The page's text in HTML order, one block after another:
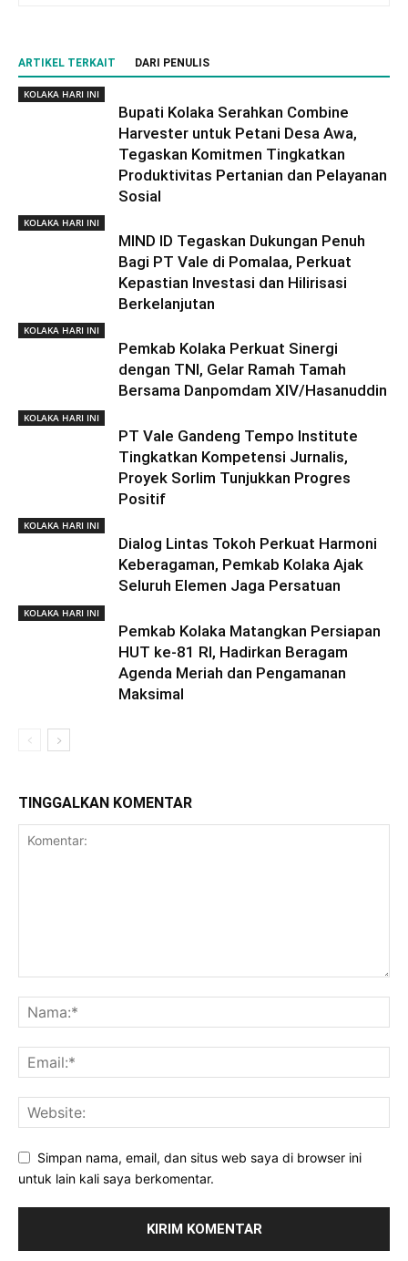
ARTIKEL TERKAIT DARI PENULIS
KOLAKA HARI INI
Bupati Kolaka Serahkan Combine
Harvester untuk Petani Desa Awa,
Tegaskan Komitmen Tingkatkan
Produktivitas Pertanian dan Pelayanan
Sosial
KOLAKA HARI INI
MIND ID Tegaskan Dukungan Penuh
Bagi PT Vale di Pomalaa, Perkuat
Kepastian Investasi dan Hilirisasi
Berkelanjutan
KOLAKA HARI INI
Pemkab Kolaka Perkuat Sinergi
dengan TNI, Gelar Ramah Tamah
Bersama Danpomdam XIV/Hasanuddin
KOLAKA HARI INI
PT Vale Gandeng Tempo Institute
Tingkatkan Kompetensi Jurnalis,
Proyek Sorlim Tunjukkan Progres
Positif
KOLAKA HARI INI
Dialog Lintas Tokoh Perkuat Harmoni
Keberagaman, Pemkab Kolaka Ajak
Seluruh Elemen Jaga Persatuan
KOLAKA HARI INI
Pemkab Kolaka Matangkan Persiapan
HUT ke-81 RI, Hadirkan Beragam
Agenda Meriah dan Pengamanan
Maksimal
TINGGALKAN KOMENTAR
Simpan nama, email, dan situs web saya di browser ini
untuk lain kali saya berkomentar.